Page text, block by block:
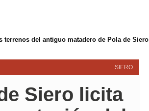
del antiguo matadero de Pola de Siero
SIERO
Siero licita